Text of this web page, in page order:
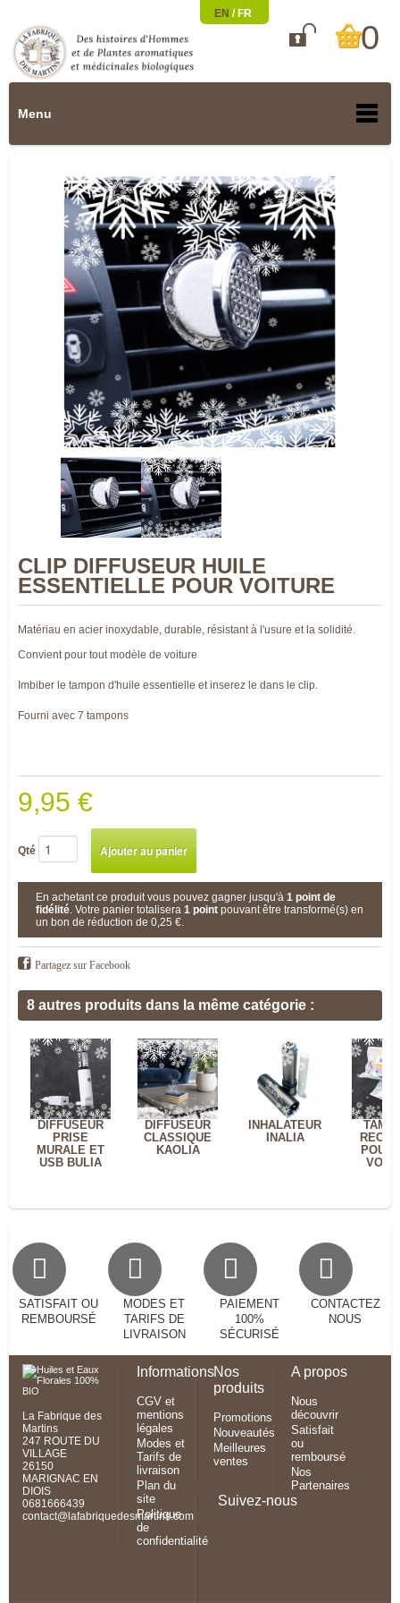
EN / FR
0
Menu
CLIP DIFFUSEUR HUILE
ESSENTIELLE POUR VOITURE
Matériau en acier inoxydable, durable, résistant à l'usure et la solidité.
Convient pour tout modèle de voiture
Imbiber le tampon d'huile essentielle et inserez le dans le clip.
Fourni avec 7 tampons
9,95 €
Qté
En achetant ce produit vous pouvez gagner jusqu'à 1 point de
fidélité. Votre panier totalisera 1 point pouvant être transformé(s) en
un bon de réduction de 0,25 €.
Partagez sur Facebook
8 autres produits dans la même catégorie :
DIFFUSEUR
PRISE
MURALE ET
USB BULIA
DIFFUSEUR
CLASSIQUE
KAOLIA
INHALATEUR
INALIA
POUR
SATISFAIT OU
REMBOURSÉ
MODES ET
TARIFS DE
LIVRAISON
PAIEMENT
100%
SÉCURISÉ
CONTACTEZ
NOUS
La Fabrique des
Martins
247 ROUTE DU
VILLAGE
26150
MARIGNAC EN
DIOIS
0681666439
contact@lafabriquedesmartins.com
Informations
CGV et
mentions
légales
Modes et
Tarifs de
livraison
Plan du
site
Politique
de
confidentialité
Nos
produits
Promotions
Nouveautés
Meilleures
ventes
A propos
Nous
découvrir
Satisfait
ou
remboursé
Nos
Partenaires
Suivez-nous